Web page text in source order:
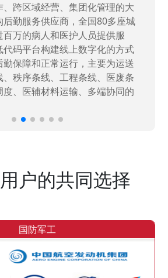
156个重点项目之一。属于国家
在信息化升级建设中，存在大
信息化需求，需要投入大量人
，通过引入织信低代码平台，解
类业务难题，提升整体的IT研发
户的共同选择
国防军工